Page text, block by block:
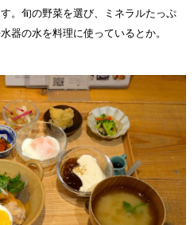
。旬の野菜を選び、ミネラルたっぷ
器の水を料理に使っているとか。